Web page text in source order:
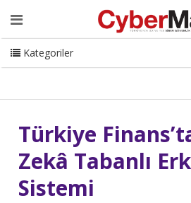
Ana Sayfa Hakkımızda Dergi
Danışmanlık
ISC Turkey Sizden
CyberMag Logo
Kategoriler
Türkiye
Zekâ Tabanlı
Sistemi